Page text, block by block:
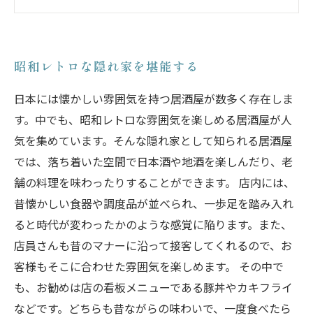
昭和レトロな隠れ家を堪能する
日本には懐かしい雰囲気を持つ居酒屋が数多く存在しま
す。中でも、昭和レトロな雰囲気を楽しめる居酒屋が人
気を集めています。そんな隠れ家として知られる居酒屋
では、落ち着いた空間で日本酒や地酒を楽しんだり、老
舗の料理を味わったりすることができます。 店内には、
昔懐かしい食器や調度品が並べられ、一歩足を踏み入れ
ると時代が変わったかのような感覚に陥ります。また、
店員さんも昔のマナーに沿って接客してくれるので、お
客様もそこに合わせた雰囲気を楽しめます。 その中で
も、お勧めは店の看板メニューである豚丼やカキフライ
などです。どちらも昔ながらの味わいで、一度食べたら